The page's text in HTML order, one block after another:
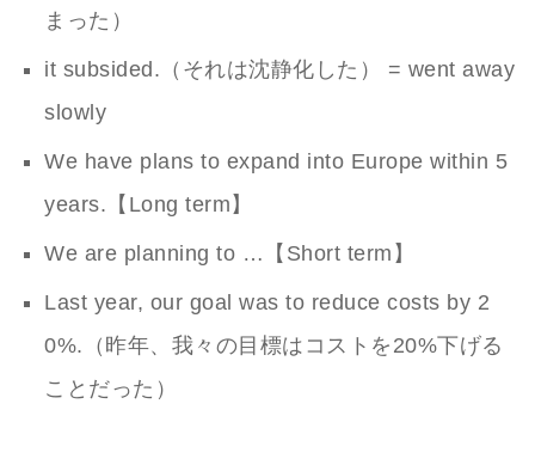
まった）
it subsided.（それは沈静化した） = went away
slowly
We have plans to expand into Europe within 5
years.【Long term】
We are planning to …【Short term】
Last year, our goal was to reduce costs by 2
0%.（昨年、我々の目標はコストを20%下げる
ことだった）